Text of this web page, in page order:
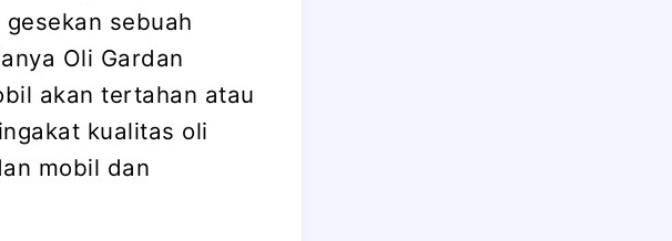
sebuah
Oli Gardan
akan tertahan atau
kualitas oli
mobil dan